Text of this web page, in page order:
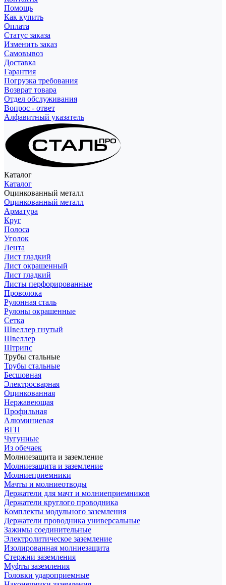
Помощь
Как купить
Оплата
Статус заказа
Изменить заказ
Самовывоз
Доставка
Гарантия
Погрузка требования
Возврат товара
Отдел обслуживания
Вопрос - ответ
Алфавитный указатель
Каталог
Каталог
Оцинкованный металл
Оцинкованный металл
Арматура
Круг
Полоса
Уголок
Лента
Лист гладкий
Лист окрашенный
Лист гладкий
Листы перфорированные
Проволока
Рулонная сталь
Рулоны окрашенные
Сетка
Швеллер гнутый
Швеллер
Штрипс
Трубы стальные
Трубы стальные
Бесшовная
Электросварная
Оцинкованная
Нержавеющая
Профильная
Алюминиевая
ВГП
Чугунные
Из обечаек
Молниезащита и заземление
Молниезащита и заземление
Молниеприемники
Мачты и молниеотводы
Держатели для мачт и молниеприемников
Держатели круглого проводника
Комплекты модульного заземления
Держатели проводника универсальные
Зажимы соединительные
Электролитическое заземление
Изолированная молниезащита
Стержни заземления
Муфты заземления
Головки удароприемные